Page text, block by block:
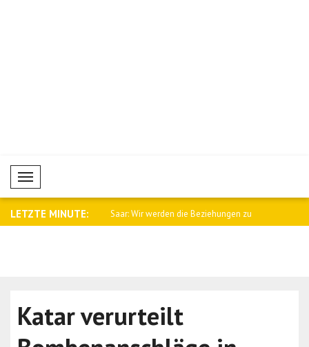
Mobil Menü
LETZTE MINUTE:
Baqaei an Saar: Wir werden die Beziehungen zu
Katar verurteilt